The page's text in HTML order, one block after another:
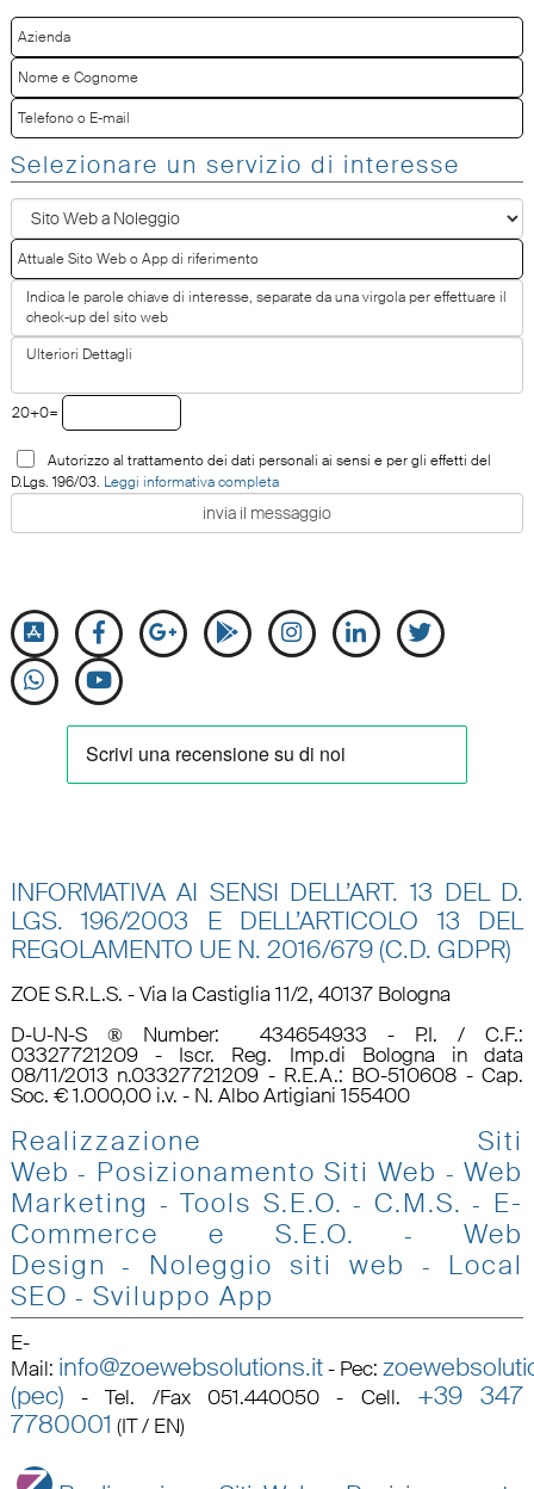
Selezionare un servizio di interesse
20+0=
Autorizzo al trattamento dei dati personali ai sensi e per gli effetti del
D.Lgs. 196/03. Leggi informativa completa
INFORMATIVA AI SENSI DELL’ART. 13 DEL D.
LGS. 196/2003 E DELL’ARTICOLO 13 DEL
REGOLAMENTO UE N. 2016/679 (C.D. GDPR)
ZOE S.R.L.S. - Via la Castiglia 11/2, 40137 Bologna
D-U-N-S ® Number: 434654933 - P.I. / C.F.:
03327721209 - Iscr. Reg. Imp.di Bologna in data
08/11/2013 n.03327721209 - R.E.A.: BO-510608 - Cap.
Soc. € 1.000,00 i.v. - N. Albo Artigiani 155400
Realizzazione Siti
Web - Posizionamento Siti Web -Web
Marketing - Tools S.E.O. - C.M.S. - E-
Commerce e S.E.O.
-Web
Design
- Noleggio siti web - Local
SEO - Sviluppo App
E-
Mail: info@zoewebsolutions.it- Pec:
(pec) -Tel. /Fax 051.440050 - Cell. +39 347
7780001 (IT / EN)